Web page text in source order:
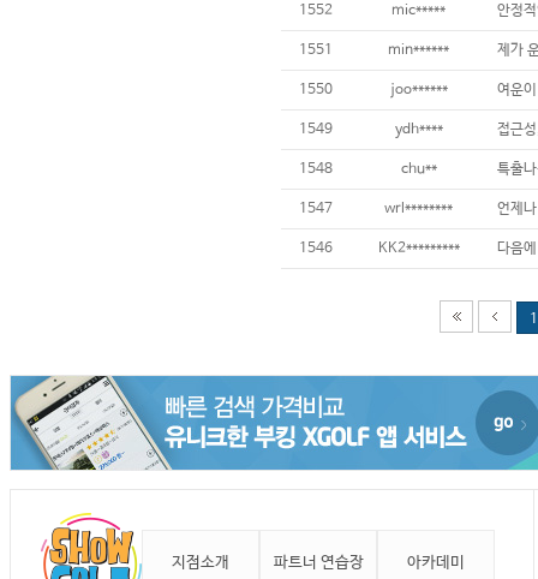
1552 mic***** 안정
1551 min****** 제가
1550 joo******
1549 ydh****
1548 chu**
1547 wrl******** 언제
1546 KK2*********
1
지점소개 파트너 연습장 아카데미